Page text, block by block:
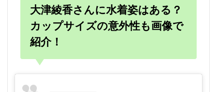
大津綾香さんに水着姿はある？
カップサイズの意外性も画像で
紹介！